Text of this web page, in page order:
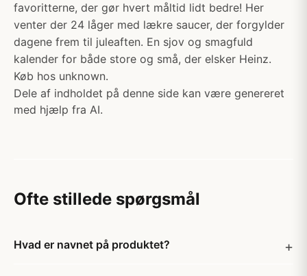
favoritterne, der gør hvert måltid lidt bedre! Her
venter der 24 låger med lækre saucer, der forgylder
dagene frem til juleaften. En sjov og smagfuld
kalender for både store og små, der elsker Heinz.
Køb hos unknown.
Dele af indholdet på denne side kan være genereret
med hjælp fra AI.
Ofte stillede spørgsmål
Hvad er navnet på produktet?